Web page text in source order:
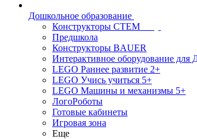
Дошкольное образование
Конструкторы СТЕМ
Предшкола
Конструкторы BAUER
Интерактивное оборудование для
LEGO Раннее развитие 2+
LEGO Учись учиться 5+
LEGO Машины и механизмы 5+
ЛогоРоботы
Готовые кабинеты
Игровая зона
Еще